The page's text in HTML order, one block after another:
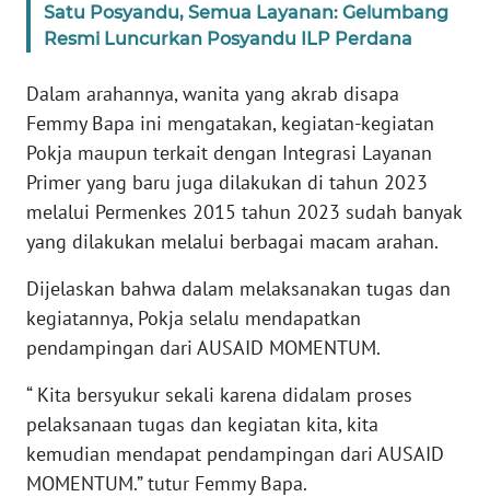
Satu Posyandu, Semua Layanan: Gelumbang
Resmi Luncurkan Posyandu ILP Perdana
Dalam arahannya, wanita yang akrab disapa
Femmy Bapa ini mengatakan, kegiatan-kegiatan
Pokja maupun terkait dengan Integrasi Layanan
Primer yang baru juga dilakukan di tahun 2023
melalui Permenkes 2015 tahun 2023 sudah banyak
yang dilakukan melalui berbagai macam arahan.
Dijelaskan bahwa dalam melaksanakan tugas dan
kegiatannya, Pokja selalu mendapatkan
pendampingan dari AUSAID MOMENTUM.
“ Kita bersyukur sekali karena didalam proses
pelaksanaan tugas dan kegiatan kita, kita
kemudian mendapat pendampingan dari AUSAID
MOMENTUM.” tutur Femmy Bapa.
JABAR
BANTEN
WN
NTT
WN
WN
PAPUA
WN
PAPUA
BARAT